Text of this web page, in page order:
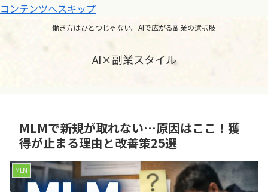
コンテンツへスキップ
働き方はひとつじゃない。AIで広がる副業の選択肢
AI×副業スタイル
MLMで新規が取れない…原因はここ！獲
得が止まる理由と改善策25選
MLM